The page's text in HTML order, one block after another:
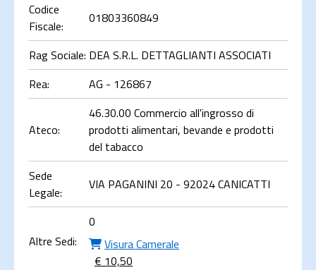
Codice
Fiscale:
01803360849
Rag Sociale: DEA S.R.L. DETTAGLIANTI ASSOCIATI
Rea:
AG - 126867
Ateco:
46.30.00 Commercio all'ingrosso di
prodotti alimentari, bevande e prodotti
del tabacco
Sede
Legale:
VIA PAGANINI 20 - 92024 CANICATTI
Altre Sedi:
0
Visura Camerale
€ 10,50